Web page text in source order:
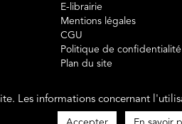
E-librairie
Mentions légales
CGU
Politique de confidentialité
Plan du site
2019 © éditions Hermann. Tous
Site développé par
Les informations concernant